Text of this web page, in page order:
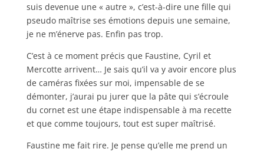
suis devenue une « autre », c’est-à-dire une fille qui
pseudo maîtrise ses émotions depuis une semaine,
je ne m’énerve pas. Enfin pas trop.
C’est à ce moment précis que Faustine, Cyril et
Mercotte arrivent… Je sais qu’il va y avoir encore plus
de caméras fixées sur moi, impensable de se
démonter, j’aurai pu jurer que la pâte qui s’écroule
du cornet est une étape indispensable à ma recette
et que comme toujours, tout est super maîtrisé.
Faustine me fait rire. Je pense qu’elle me prend un